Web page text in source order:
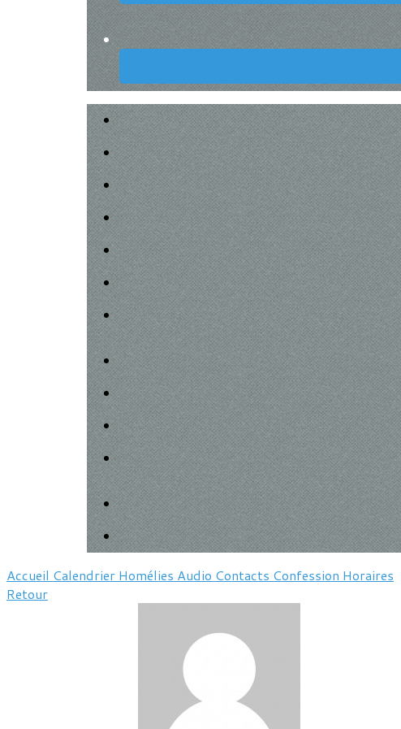
Accueil Calendrier Homélies Audio Contacts Confession Horaires
Retour